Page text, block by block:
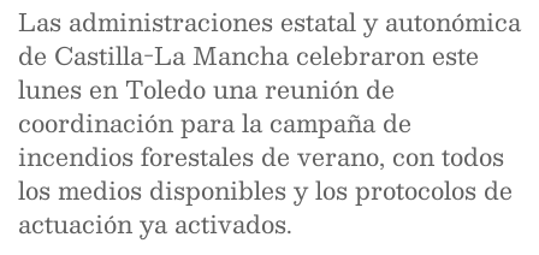
Las administraciones estatal y autonómica
de Castilla-La Mancha celebraron este
lunes en Toledo una reunión de
coordinación para la campaña de
incendios forestales de verano, con todos
los medios disponibles y los protocolos de
actuación ya activados.